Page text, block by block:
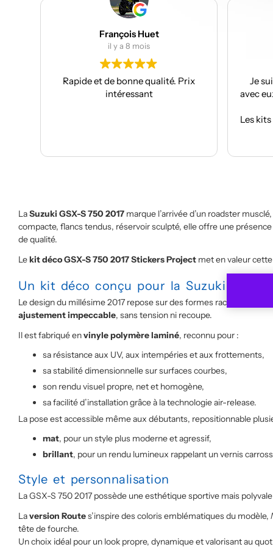
Julien Bertrand
Je suis à mon troisième kit déco
avec eux et toujours aussi réactifs et
Les kits sont de qualités et se posent
LaSuzuki GSX-S 750 2017 marque l’arrivée d’un roadster
compacte, flancs tendus, réservoir sculpté, elle offre une
de qualité.
Lekit déco GSX-S 750 2017 Stickers Project met en valeur
Un kit déco conçu pour la Suzuki GSX-S
Le design du millésime 2017 repose sur des formes racéeset
ajustement impeccable, sans tension ni recoupe.
Il est fabriqué envinyle polymère laminé, reconnu pour :
sa résistance aux UV, aux intempéries et aux frottements,
sa stabilité dimensionnelle sur surfaces courbes,
son rendu visuel propre, net et homogène,
sa facilité d’installation grâce à la technologie air-release.
La pose est accessible même aux débutants, repositionnable
mat, pour un style plus moderne et agressif,
brillant, pour un rendu lumineux rappelant un vernis
Style et personnalisation
La GSX-S 750 2017 possède une esthétique sportive mais
Laversion Routes’inspire des coloris emblématiques du modèle,
tête de fourche.
Un choix idéal pour un look propre, dynamique et valorisant au